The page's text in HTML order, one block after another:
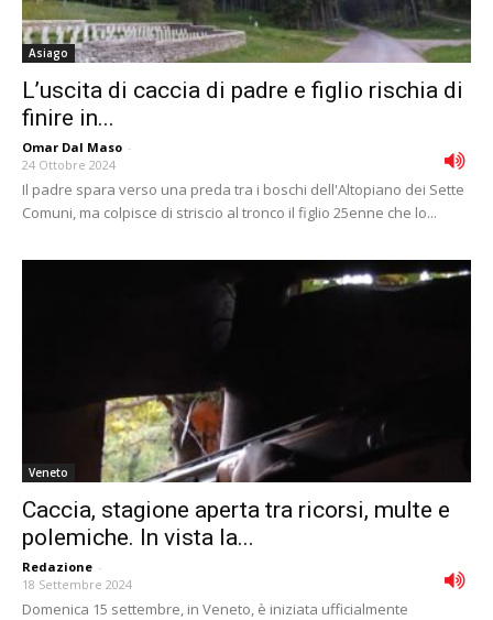
Asiago
L’uscita di caccia di padre e figlio rischia di
finire in...
Omar Dal Maso -
24 Ottobre 2024
Il padre spara verso una preda tra i boschi dell'Altopiano dei Sette
Comuni, ma colpisce di striscio al tronco il figlio 25enne che lo...
Veneto
Caccia, stagione aperta tra ricorsi, multe e
polemiche. In vista la...
Redazione -
18 Settembre 2024
Domenica 15 settembre, in Veneto, è iniziata ufficialmente